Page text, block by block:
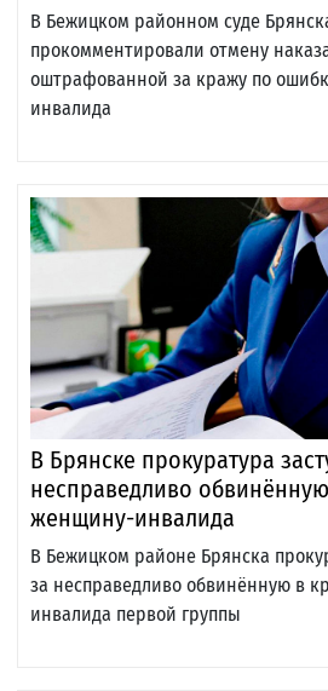
В Бежицком районном суде
прокомментировали отмену
оштрафованной за кражу по
инвалида
В Брянске прокуратура
несправедливо
женщину-инвалида
В Бежицком районе Брянска
за несправедливо обвинённую в
инвалида первой группы